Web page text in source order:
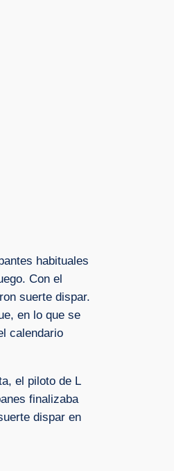
habituales
Con el
suerte dispar.
en lo que se
calendario
el piloto de L
finalizaba
dispar en